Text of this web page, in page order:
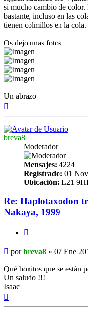
si mucho cambio de color.
bastante, incluso en las
tienen colmillos en la cola.
Os dejo unas fotos
Un abrazo
breva8
Moderador
Mensajes: 4224
Registrado: 01
Ubicación: L21
Re: Haplotaxodon
Nakaya, 1999
Mensaje
porbreva8 » 07 Ene
Qué bonitos que se están
Un saludo !!!
Isaac